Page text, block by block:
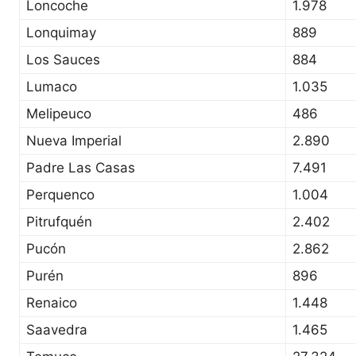
Loncoche
1.978
Lonquimay
889
Los Sauces
884
Lumaco
1.035
Melipeuco
486
Nueva Imperial
2.890
Padre Las Casas
7.491
Perquenco
1.004
Pitrufquén
2.402
Pucón
2.862
Purén
896
Renaico
1.448
Saavedra
1.465